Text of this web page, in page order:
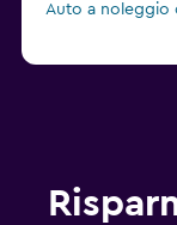
Auto a noleggio